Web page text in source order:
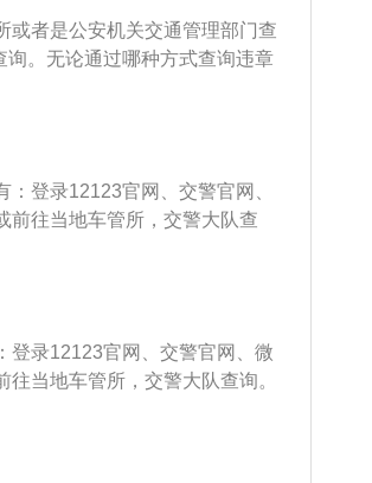
，电话查询、手机短信查询、
支大队的办公大厅通过触摸查
的新锐查询频道找到车辆违章
。3、拨打各市各区县声讯电
、发动机号、汽车车型等，即
或者是公安机关交通管理部门查
。无论通过哪种方式查询违章
处理。机动车辆如果想要查询
，避免因为违章违法行为未处
行为，可以继续驾驶车辆正常行
登录12123官网、交警官网、
前往当地车管所，交警大队查
。处理违章需要注意的问题如
在处理完驾驶证扣分之后，会
章单据去指定的缴款银行进行
缴纳后的回执单，如若违章行
动清除违章。
登录12123官网、交警官网、微
当地车管所，交警大队查询。
理违章需要注意的问题如下：
理完驾驶证扣分之后，会领取